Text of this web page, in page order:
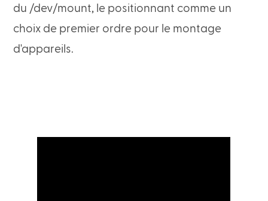
du /dev/mount, le positionnant comme un
choix de premier ordre pour le montage
d'appareils.